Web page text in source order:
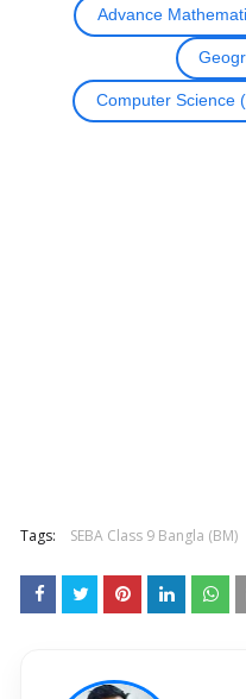
Computer Science
Tags: SEBA Class 9 Bangla (BM)